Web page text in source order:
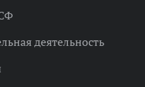
деятельность